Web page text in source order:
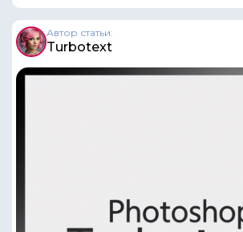
Автор статьи:
Turbotext